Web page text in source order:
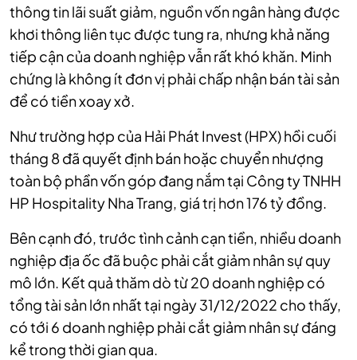
thông tin lãi suất giảm, nguồn vốn ngân hàng được
khơi thông liên tục được tung ra, nhưng khả năng
tiếp cận của doanh nghiệp vẫn rất khó khăn. Minh
chứng là không ít đơn vị phải chấp nhận bán tài sản
để có tiền xoay xở.
Như trường hợp của Hải Phát Invest (HPX) hồi cuối
tháng 8 đã quyết định bán hoặc chuyển nhượng
toàn bộ phần vốn góp đang nắm tại Công ty TNHH
HP Hospitality Nha Trang, giá trị hơn 176 tỷ đồng.
Bên cạnh đó, trước tình cảnh cạn tiền, nhiều doanh
nghiệp địa ốc đã buộc phải cắt giảm nhân sự quy
mô lớn. Kết quả thăm dò từ 20 doanh nghiệp có
tổng tài sản lớn nhất tại ngày 31/12/2022 cho thấy,
có tới 6 doanh nghiệp phải cắt giảm nhân sự đáng
kể trong thời gian qua.